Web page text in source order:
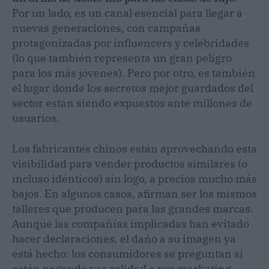
Por un lado, es un canal esencial para llegar a
nuevas generaciones, con campañas
protagonizadas por influencers y celebridades
(lo que también representa un gran peligro
para los más jóvenes). Pero por otro, es también
el lugar donde los secretos mejor guardados del
sector están siendo expuestos ante millones de
usuarios.
Los fabricantes chinos están aprovechando esta
visibilidad para vender productos similares (o
incluso idénticos) sin logo, a precios mucho más
bajos. En algunos casos, afirman ser los mismos
talleres que producen para las grandes marcas.
Aunque las compañías implicadas han evitado
hacer declaraciones, el daño a su imagen ya
está hecho: los consumidores se preguntan si